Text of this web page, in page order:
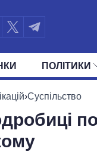
ПОЛIТИКИ
ПРЕЗИДЕНТ І ОФІС
›Суспільство